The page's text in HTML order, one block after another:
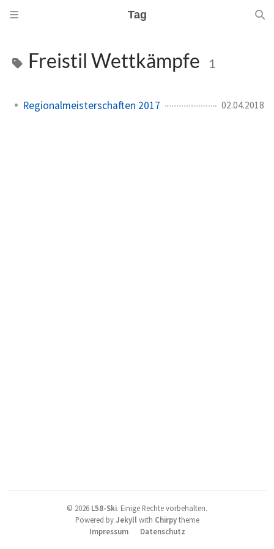
Tag
Freistil Wettkämpfe 1
Regionalmeisterschaften 2017 02.04.2018
© 2026 L58-Ski. Einige Rechte vorbehalten.
Powered byJekyll with Chirpytheme
Impressum
Datenschutz